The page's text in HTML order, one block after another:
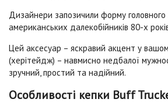
Дизайнери запозичили форму головного
американських далекобійників 80-х
Цей аксесуар – яскравий акцент у
(херітейдж) – навмисно недбалої
зручний, простий та надійний.
Особливості кепки Buff